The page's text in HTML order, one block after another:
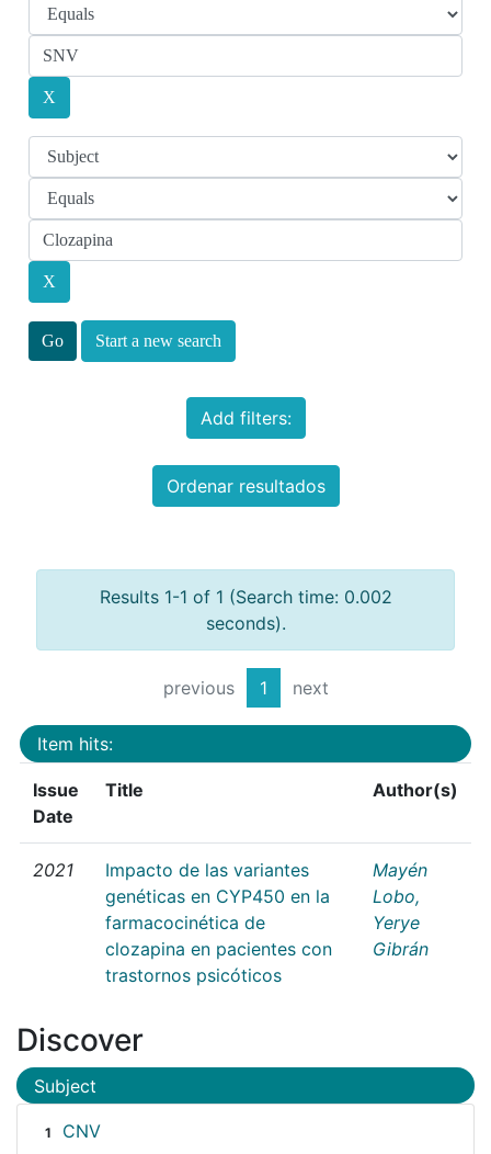
Start a new search
Add filters:
Ordenar resultados
Results 1-1 of 1 (Search time: 0.002
seconds).
previous 1 next
Item hits:
Issue
Date
Title Author(s)
2021
Impacto de las variantes
genéticas en CYP450 en la
farmacocinética de
clozapina en pacientes con
trastornos psicóticos
Mayén
Lobo,
Yerye
Gibrán
Discover
Subject
1 CNV